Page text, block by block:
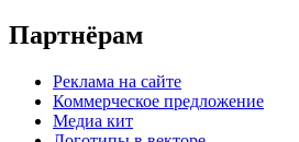
Партнёрам
Реклама на сайте
Коммерческое предложение
Медиа кит